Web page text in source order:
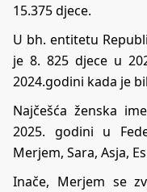
15.375 djece.
U bh. entitetu
je 8. 825 djece u
2024.godini kada je
Najčešća ženska
2025. godini u
Merjem, Sara, Asja,
Inače, Merjem se